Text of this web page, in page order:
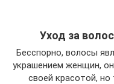
Уход за
Бесспорно, волосы
украшением женщин,
своей красотой, но